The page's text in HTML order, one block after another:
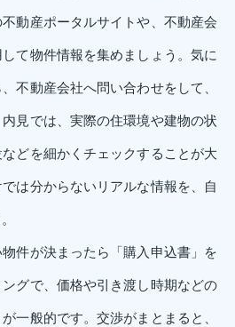
動産ポータルサイトや、不動産会
て物件情報を集めましょう。気に
不動産会社へ問い合わせをして、
見では、実際の住環境や建物の状
どを細かくチェックすることが大
は分からないリアルな情報を、自
件が決まったら「購入申込書」を
グで、価格や引き渡し時期などの
一般的です。交渉がまとまると、